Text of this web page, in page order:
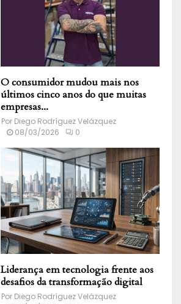
O consumidor mudou mais nos
últimos cinco anos do que muitas
empresas...
Por Diego Rodríguez Velázquez
08/03/2026
0
Liderança em tecnologia frente aos
desafios da transformação digital
Por Diego Rodríguez Velázquez